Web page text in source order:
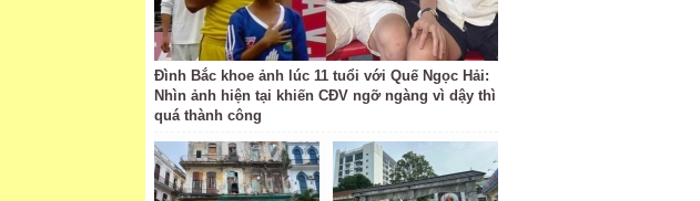
Đình Bắc khoe ảnh lúc 11 tuổi với Quế Ngọc Hải:
Nhìn ảnh hiện tại khiến CĐV ngỡ ngàng vì dậy thì
quá thành công